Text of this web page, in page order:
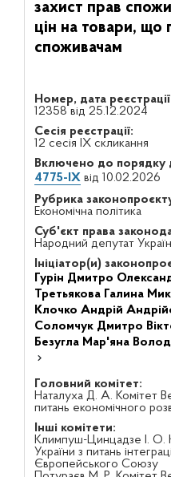
захист прав
цін на товари, що
споживачам
Номер, дата
12358 від 25.12.2024
Сесія реєстрації:
12 сесія IX скликання
Включено до порядку
4775-IXвід 10.02.2026
Рубрика
Економічна політика
Суб'єкт права
Народний депутат
Ініціатор(и)
Гурін Дмитро
Третьякова Галина
Клочко Андрій
Соломчук Дмитро
Безугла Мар'яна
Головний комітет:
Наталуха Д. А. Комітет
питань економічного
Інші комітети:
Климпуш-Цинцадзе І. О.
України з питань
Європейського Союзу